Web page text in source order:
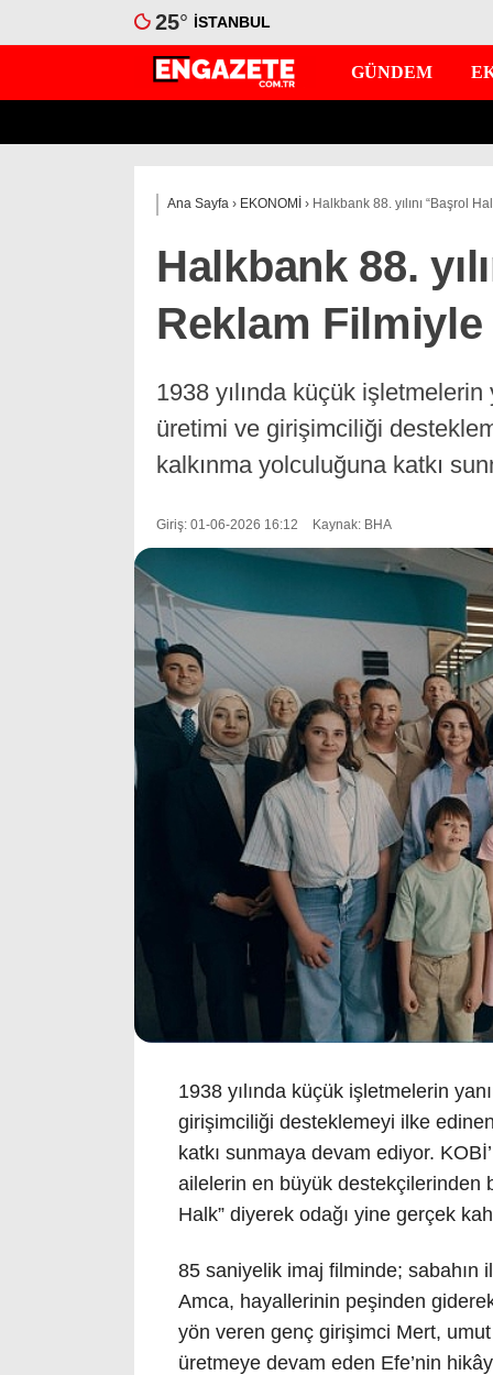
25° İSTANBUL
GÜNDEM
Ana Sayfa › EKONOMİ › Halkbank 88. yılını “Başrol
Halkbank 88.
Reklam
1938 yılında küçük işletmelerin
üretimi ve girişimciliği
kalkınma yolculuğuna katkı
Giriş: 01-06-2026 16:12 Kaynak: BHA
1938 yılında küçük işletmelerin
girişimciliği desteklemeyi ilke
katkı sunmaya devam ediyor.
ailelerin en büyük destekçilerinden
Halk” diyerek odağı yine gerçek
85 saniyelik imaj filminde; sabahın
Amca, hayallerinin peşinden
yön veren genç girişimci Mert,
üretmeye devam eden Efe’nin